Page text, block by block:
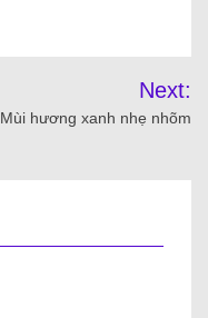
Next:
Mùi hương xanh nhẹ nhõm